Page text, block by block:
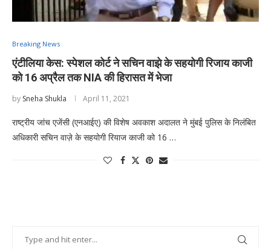
Breaking News
एंटीलिया केस: स्पेशल कोर्ट ने सचिन वाझे के सहयोगी रिजाय काजी
को 16 अप्रैल तक NIA की हिरासत में भेजा
by Sneha Shukla April 11, 2021
राष्ट्रीय जांच एजेंसी (एनआईए) की विशेष अवकाश अदालत ने मुंबई पुलिस के निलंबित
अधिकारी सचिन वाज़े के सहयोगी रियाज काजी को 16 …